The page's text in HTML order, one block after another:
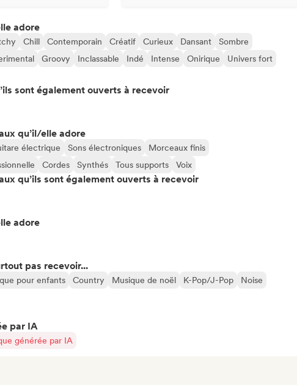
adore
Chill Contemporain Créatif Curieux Dansant
Sombre
Groovy Inclassable Indé Intense Onirique
Univers fort
sont également ouverts à recevoir
qu’il/elle adore
électrique Sons électroniques
Morceaux finis
Cordes Synthés Tous supports Voix
qu’ils sont également ouverts à recevoir
adore
pas recevoir...
pour enfants Country Musique de noël K-Pop/J-Pop
Noise
par IA
générée par IA